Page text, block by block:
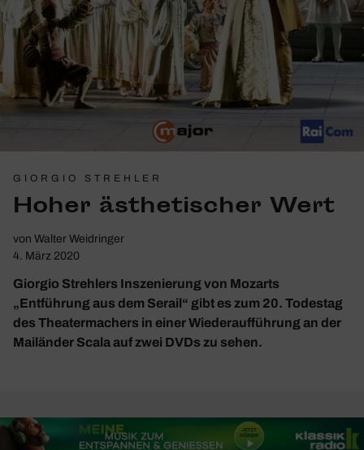
GIORGIO STREHLER
Hoher ästhe­ti­scher Wert
von Walter Weidringer
4. März 2020
Giorgio Strehlers Inszenierung von Mozarts
„Entführung aus dem Serail“ gibt es zum 20. Todestag
des Theatermachers in einer Wiederaufführung an der
Mailänder Scala auf zwei DVDs zu sehen.